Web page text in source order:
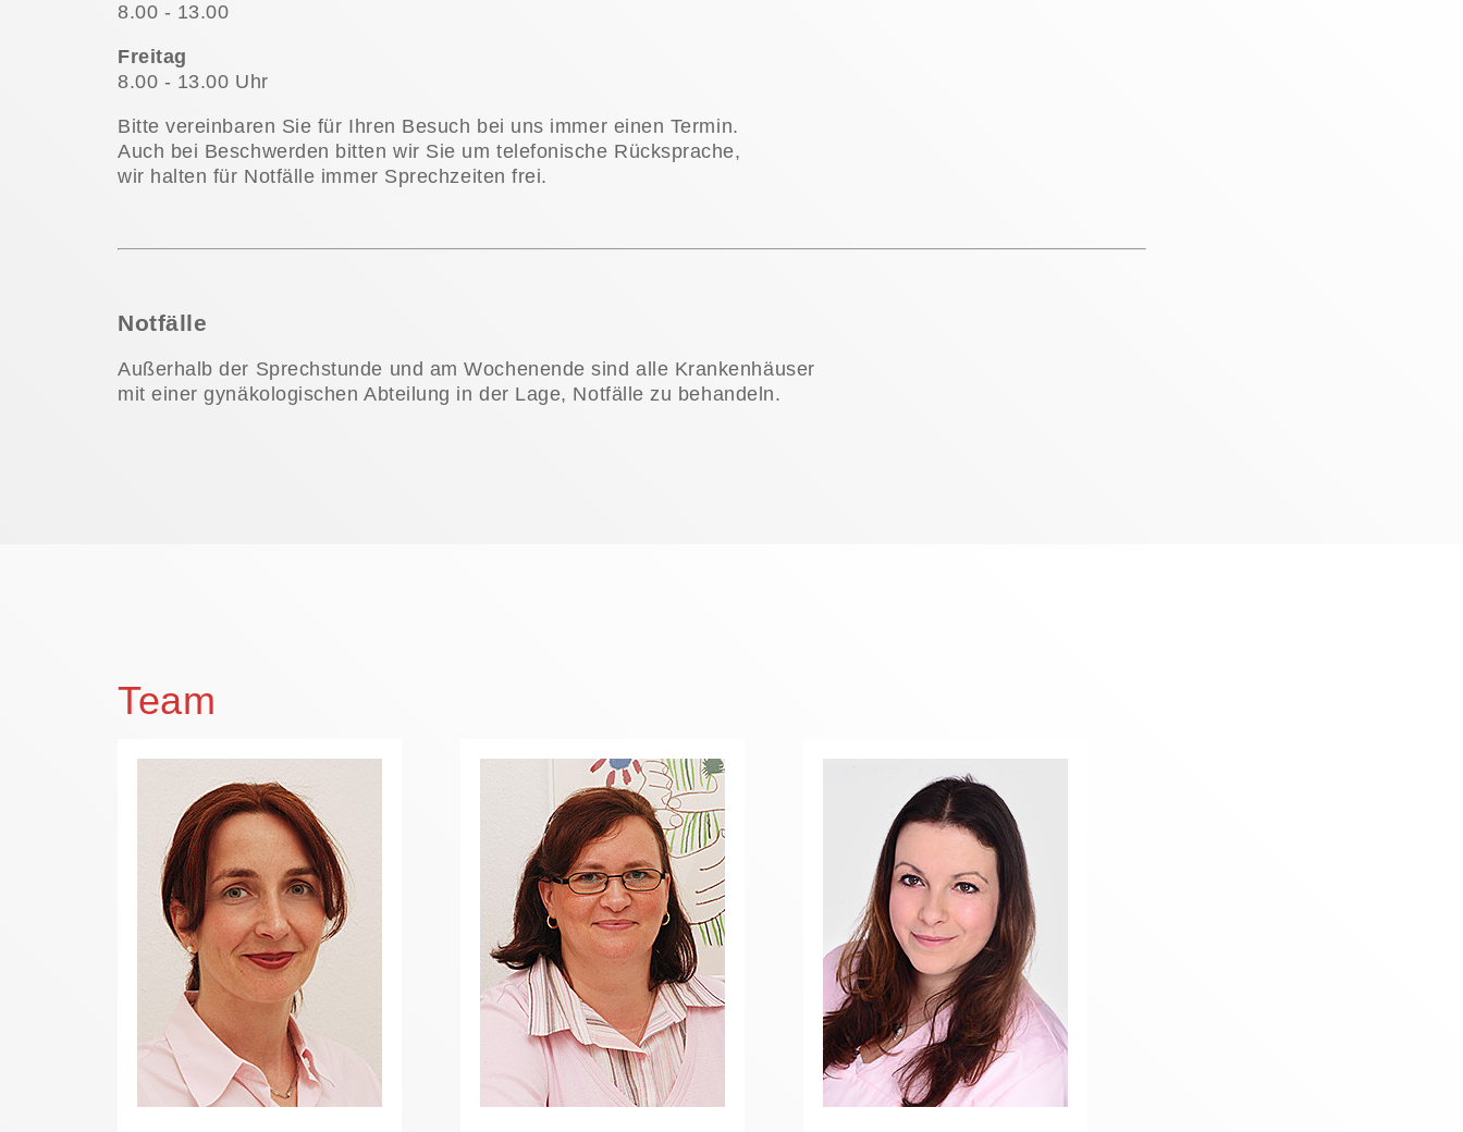
8.00 - 13.00
Freitag
8.00 - 13.00 Uhr
Bitte vereinbaren Sie für Ihren Besuch bei uns immer einen Termin.
Auch bei Beschwerden bitten wir Sie um telefonische Rücksprache,
wir halten für Notfälle immer Sprechzeiten frei.
Notfälle
Außerhalb der Sprechstunde und am Wochenende sind alle Krankenhäuser
mit einer gynäkologischen Abteilung in der Lage, Notfälle zu behandeln.
Team